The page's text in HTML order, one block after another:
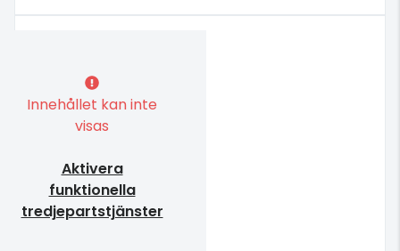
Innehållet kan inte
visas
Aktivera
funktionella
tredjepartstjänster